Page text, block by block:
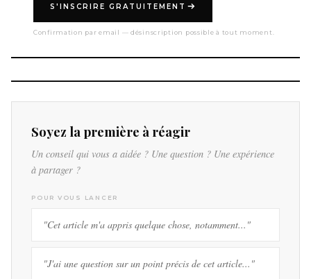
S'INSCRIRE GRATUITEMENT
Confirmation par email — désinscription possible à tout moment.
Soyez la première à réagir
Un conseil qui vous a aidée ? Une question ? Une expérience
à partager ?
POUR VOUS LANCER
"Cet article m'a appris quelque chose, notamment..."
"J'ai une question sur un point précis de cet article..."